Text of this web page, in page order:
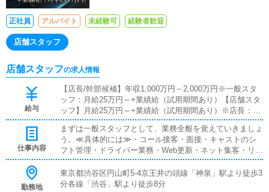
正社員 アルバイト 未経験可 経験者歓迎
店舗スタッフ
店舗スタッフの求人情報
給与
【店長/幹部候補】年収1,000万円～2,000万円※一般スタ
ッフ：月給25万円～+業績給（試用期間あり）【店舗スタ
ッフ】月給25万円～+業績給（試用期間あり）※店長：年
収1,000万円～2,000万円---◇◆ここがポイント◆◇週休2
日 25万円～週休1日 30万円～業績給支給額は、平均7
万円／月月間の業績に応じて、固定給とは別に、業績給が
支給されます。2021年度の支給額は、月額平均で何と7万
仕事内容
まずは一般スタッフとして、業務全般を覚えていきましょ
う。≪具体的には≫・コール接客・面接・キャストのシ
フト管理・ドライバー業務・Web更新・ネット集客・リア
ル集客構築 など※慣れてきたら、幹部候補として、富裕
層顧客に対する営業を行っていきましょう
勤務地
東京都渋谷区円山町5-4京王井の頭線「神泉」駅より徒歩3
分各線「渋谷」駅より徒歩8分